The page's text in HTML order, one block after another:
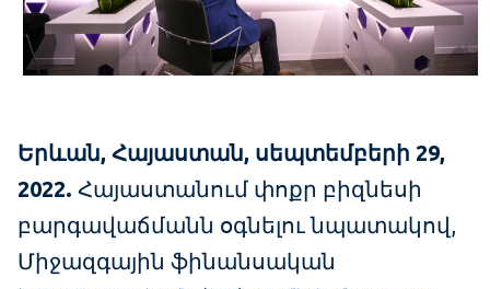
Երևան, Հայաստան, սեպտեմբերի 29,
2022. Հայաստանում փոքր բիզնեսի
բարգավաճմանն օգնելու նպատակով,
Միջազգային ֆինանսական